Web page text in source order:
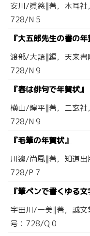
安川/眞慈‖著，木耳
728/N 5
『大五郎先生の書の年
渡部/大語‖編，天来
728/N 9
『春は俳句で年賀状』
横山/煌平‖著，二玄
728/N 9
『毛筆の年賀状』
川邊/尚風‖著，知道
728/P 7
『筆ペンで書くゆる
宇田川/一美‖著，誠
号：728/Q 0